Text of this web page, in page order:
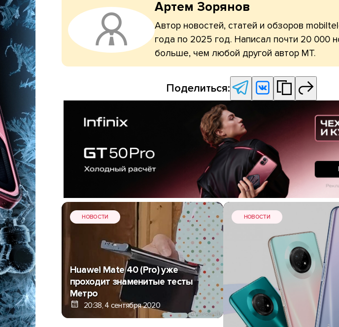
Артем Зорянов
Автор новостей, статей и обзоров
года по 2025 год. Написал почти 20 000
больше, чем любой другой автор МТ.
Поделиться:
НОВОСТИ
Huawei Mate 40 (Pro) уже
проходит знаменитые тесты
Метро
20:38, 4 сентября 2020
НОВОСТИ